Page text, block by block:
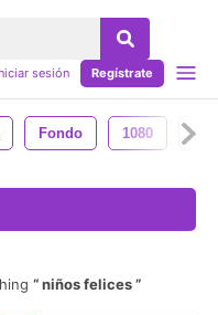
sesión Regístrate
Fondo 1080
niños felices